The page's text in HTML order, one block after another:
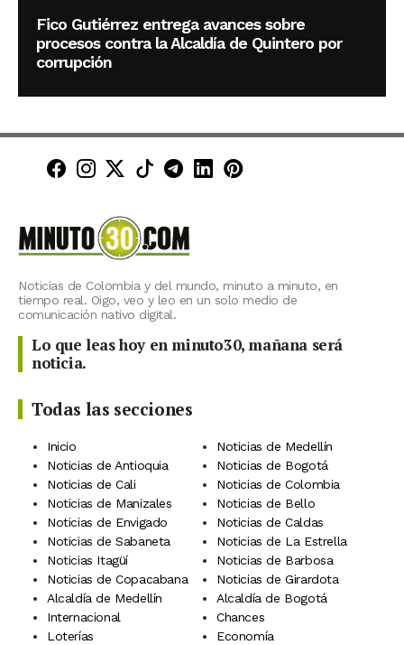
Fico Gutiérrez entrega avances sobre
procesos contra la Alcaldía de Quintero por
corrupción
Minuto30 en Facebook
Minuto30 en Instagram
Minuto30 en X (Twitter)
Minuto30 en TikTok
Canal de Minuto30 en
Minuto30 en LinkedIn
Minuto30 en
Noticias de Colombia y del mundo, minuto a minuto, en
tiempo real. Oigo, veo y leo en un solo medio de
comunicación nativo digital.
Lo que leas hoy en minuto30, mañana será
noticia.
Todas las secciones
Inicio
Noticias de Medellín
Noticias de Antioquia
Noticias de Bogotá
Noticias de Cali
Noticias de Colombia
Noticias de Manizales
Noticias de Bello
Noticias de Envigado
Noticias de Caldas
Noticias de Sabaneta
Noticias de La Estrella
Noticias Itagüí
Noticias de Barbosa
Noticias de Copacabana
Noticias de Girardota
Alcaldía de Medellín
Alcaldía de Bogotá
Internacional
Chances
Loterías
Economía